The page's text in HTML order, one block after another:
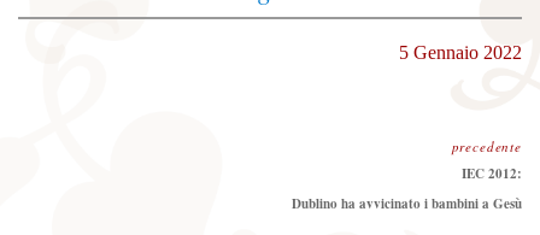
n
5 Gennaio 2022
precedente
IEC 2012:
Dublino ha avvicinato i bambini a Gesù